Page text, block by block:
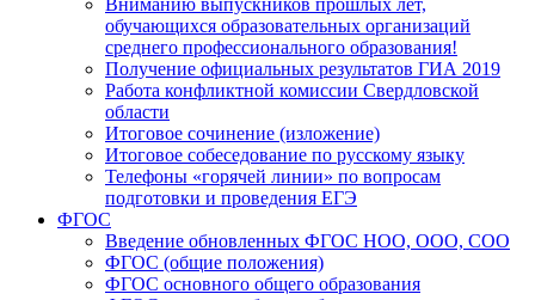
Вниманию выпускников прошлых лет,
обучающихся образовательных организаций
среднего профессионального образования!
Получение официальных результатов ГИА 2019
Работа конфликтной комиссии Свердловской
области
Итоговое сочинение (изложение)
Итоговое собеседование по русскому языку
Телефоны «горячей линии» по вопросам
подготовки и проведения ЕГЭ
ФГОС
Введение обновленных ФГОС НОО, ООО, СОО
ФГОС (общие положения)
ФГОС основного общего образования